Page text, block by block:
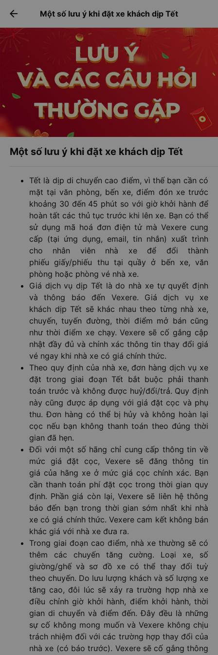
Tải app Vexere ngay!
Nhận ưu đãi thành viên độc
quyền
Tải app Vexere
-30k/ghế khi đặt vé máy bay qua
app
arrow_back Một số lưu ý khi đặt xe khách dịp Tết
Một số lưu ý khi đặt xe khách dịp Tết
Tết là dịp di chuyển cao điểm, vì thế bạn cần có
mặt tại văn phòng, bến xe, điểm đón xe trước
khoảng 30 đến 45 phút so với giờ khởi hành để
hoàn tất các thủ tục trước khi lên xe. Bạn có thể
sử dụng mã hoá đơn điện tử mà Vexere cung
cấp (tại ứng dụng, email, tin nhắn) xuất trình
cho nhân viên nhà xe để đổi thành
phiếu giấy/phiếu thu tại quầy ở bến xe, văn
phòng hoặc phòng vé nhà xe.
Giá dịch vụ dịp Tết là do nhà xe tự quyết định
và thông báo đến Vexere. Giá dịch vụ xe
khách dịp Tết sẽ khác nhau theo từng nhà xe,
chuyến, tuyến đường, thời điểm mở bán cũng
như thời điểm xe chạy. Vexere sẽ cố gắng cập
nhật đầy đủ và chính xác thông tin thay đổi giá
vé ngay khi nhà xe có giá chính thức.
Theo quy định của nhà xe, đơn hàng dịch vụ xe
đặt trong giai đoạn Tết bắt buộc phải thanh
toán trước và không được huỷ/đổi/trả. Quy định
này cũng được áp dụng với giá đặt cọc và phụ
thu. Đơn hàng có thể bị hủy và không hoàn lại
cọc nếu bạn không thanh toán theo đúng thời
gian đã hẹn.
Đối với một số hãng chỉ cung cấp thông tin về
mức giá đặt cọc, Vexere sẽ đăng thông tin
giá của hãng xe ở mức giá cọc chính xác. Bạn
cần thanh toán phí đặt cọc trong thời gian quy
định. Phần giá còn lại, Vexere sẽ liên hệ thông
báo đến bạn trong thời gian sớm nhất khi nhà
xe có giá chính thức. Vexere cam kết không bán
khác giá với nhà xe đưa ra.
Trong giai đoạn cao điểm, nhà xe thường sẽ có
thêm các chuyến tăng cường. Loại xe, số
giường/ghế và sơ đồ xe có thể thay đổi tuỳ
theo chuyến. Do lưu lượng khách và số lượng xe
tăng cao, đôi lúc sẽ xảy ra trường hợp nhà xe
điều chỉnh giờ khởi hành, điểm khởi hành, thời
gian di chuyển và điểm đến. Đây đều là những
sự cố không mong muốn và Vexere không chịu
trách nhiệm đối với các trường hợp thay đổi của
nhà xe (có báo trước). Vexere sẽ cố gắng thông